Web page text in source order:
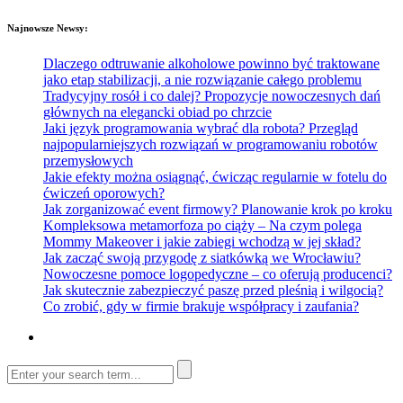
Najnowsze Newsy:
Dlaczego odtruwanie alkoholowe powinno być traktowane
jako etap stabilizacji, a nie rozwiązanie całego problemu
Tradycyjny rosół i co dalej? Propozycje nowoczesnych dań
głównych na elegancki obiad po chrzcie
Jaki język programowania wybrać dla robota? Przegląd
najpopularniejszych rozwiązań w programowaniu robotów
przemysłowych
Jakie efekty można osiągnąć, ćwicząc regularnie w fotelu do
ćwiczeń oporowych?
Jak zorganizować event firmowy? Planowanie krok po kroku
Kompleksowa metamorfoza po ciąży – Na czym polega
Mommy Makeover i jakie zabiegi wchodzą w jej skład?
Jak zacząć swoją przygodę z siatkówką we Wrocławiu?
Nowoczesne pomoce logopedyczne – co oferują producenci?
Jak skutecznie zabezpieczyć paszę przed pleśnią i wilgocią?
Co zrobić, gdy w firmie brakuje współpracy i zaufania?